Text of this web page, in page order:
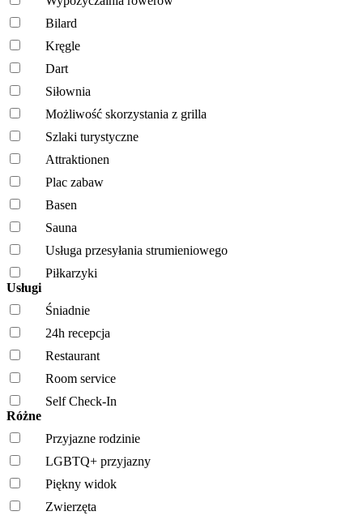
Bilard
Kręgle
Dart
Siłownia
Możliwość skorzystania z grilla
Szlaki turystyczne
Attraktionen
Plac zabaw
Basen
Sauna
Usługa przesyłania strumieniowego
Piłkarzyki
Usługi
Śniadnie
24h recepcja
Restaurant
Room service
Self Check-In
Różne
Przyjazne rodzinie
LGBTQ+ przyjazny
Piękny widok
Zwierzęta